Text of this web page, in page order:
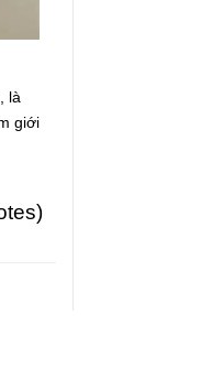
, là
giới